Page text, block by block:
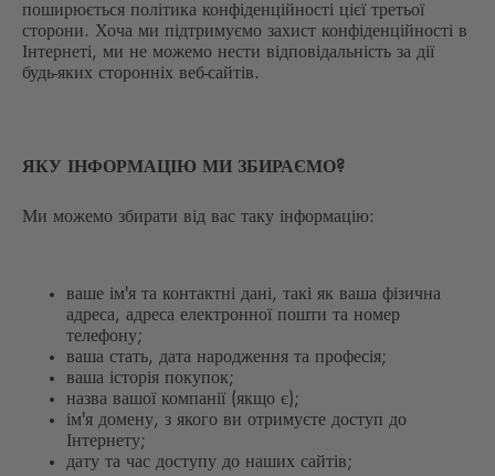
поширюється політика конфіденційності цієї третьої
сторони. Хоча ми підтримуємо захист конфіденційності в
Інтернеті, ми не можемо нести відповідальність за дії
будь-яких сторонніх веб-сайтів.
ЯКУ ІНФОРМАЦІЮ МИ ЗБИРАЄМО?
Ми можемо збирати від вас таку інформацію:
ваше ім'я та контактні дані, такі як ваша фізична
адреса, адреса електронної пошти та номер
телефону;
ваша стать, дата народження та професія;
ваша історія покупок;
назва вашої компанії (якщо є);
ім'я домену, з якого ви отримуєте доступ до
Інтернету;
дату та час доступу до наших сайтів;